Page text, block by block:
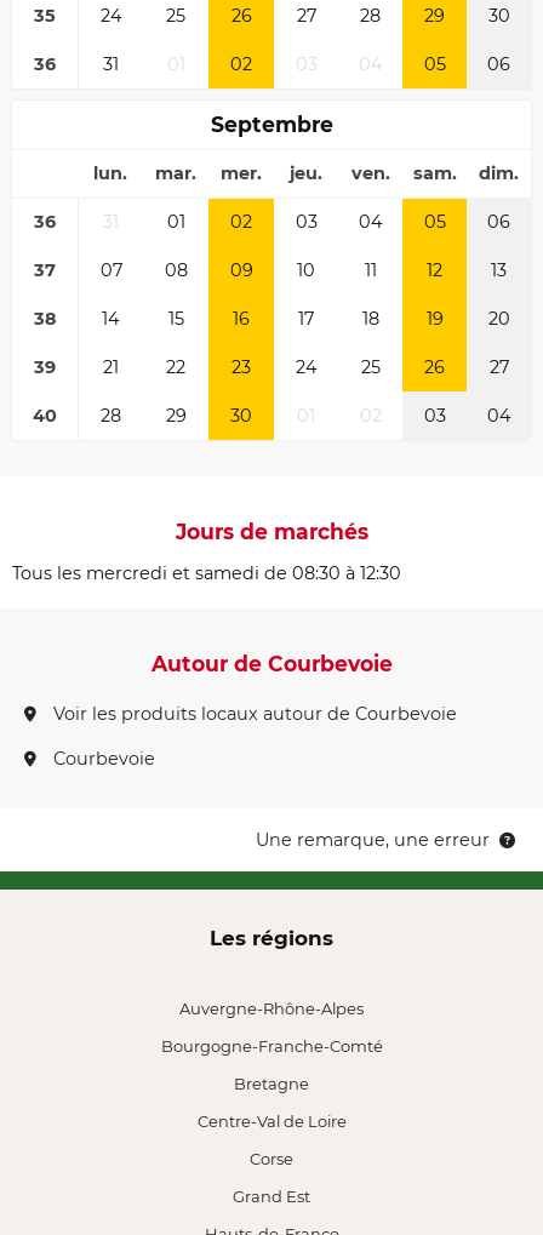
35 24 25 26 27 28 29 30
36 31 01 02 03 04 05 06
Septembre
lun. mar. mer. jeu. ven. sam. dim.
36 31 01 02 03 04 05 06
37 07 08 09 10 11 12 13
38 14 15 16 17 18 19 20
39 21 22 23 24 25 26 27
40 28 29 30 01 02 03 04
Jours de marchés
Tous les mercredi et samedi de 08:30 à 12:30
Autour de Courbevoie
Voir les produits locaux autour de Courbevoie
Courbevoie
Une remarque, une erreur
Les régions
Auvergne-Rhône-Alpes
Bourgogne-Franche-Comté
Bretagne
Centre-Val de Loire
Corse
Grand Est